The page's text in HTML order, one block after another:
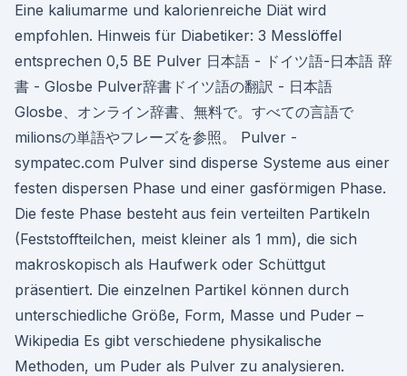
Eine kaliumarme und kalorienreiche Diät wird
empfohlen. Hinweis für Diabetiker: 3 Messlöffel
entsprechen 0,5 BE Pulver 日本語 - ドイツ語-日本語 辞
書 - Glosbe Pulver辞書ドイツ語の翻訳 - 日本語
Glosbe、オンライン辞書、無料で。すべての言語で
milionsの単語やフレーズを参照。 Pulver -
sympatec.com Pulver sind disperse Systeme aus einer
festen dispersen Phase und einer gasförmigen Phase.
Die feste Phase besteht aus fein verteilten Partikeln
(Feststoffteilchen, meist kleiner als 1 mm), die sich
makroskopisch als Haufwerk oder Schüttgut
präsentiert. Die einzelnen Partikel können durch
unterschiedliche Größe, Form, Masse und Puder –
Wikipedia Es gibt verschiedene physikalische
Methoden, um Puder als Pulver zu analysieren.